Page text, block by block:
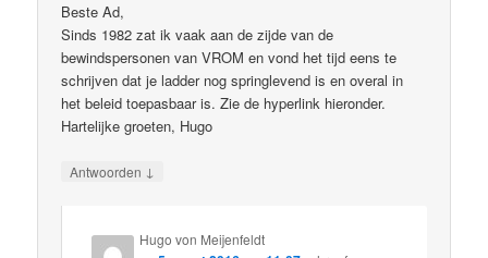
Beste Ad,
Sinds 1982 zat ik vaak aan de zijde van de
bewindspersonen van VROM en vond het tijd eens te
schrijven dat je ladder nog springlevend is en overal in
het beleid toepasbaar is. Zie de hyperlink hieronder.
Hartelijke groeten, Hugo
Antwoorden ↓
Hugo von Meijenfeldt